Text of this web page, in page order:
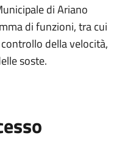
di Ariano
di funzioni, tra cui
della velocità,
soste.